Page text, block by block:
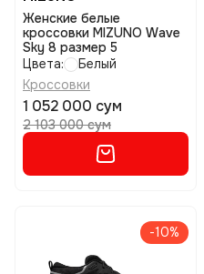
Женские белые
кроссовки MIZUNO Wave
Sky 8 размер 5
Цвета:
Белый
Кроссовки
1 052 000 сум
2 103 000 сум
-10%